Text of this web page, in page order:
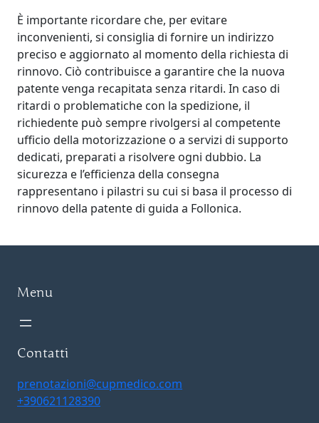
È importante ricordare che, per evitare
inconvenienti, si consiglia di fornire un indirizzo
preciso e aggiornato al momento della richiesta di
rinnovo. Ciò contribuisce a garantire che la nuova
patente venga recapitata senza ritardi. In caso di
ritardi o problematiche con la spedizione, il
richiedente può sempre rivolgersi al competente
ufficio della motorizzazione o a servizi di supporto
dedicati, preparati a risolvere ogni dubbio. La
sicurezza e l’efficienza della consegna
rappresentano i pilastri su cui si basa il processo di
rinnovo della patente di guida a Follonica.
Menu
Contatti
prenotazioni@cupmedico.com
+390621128390